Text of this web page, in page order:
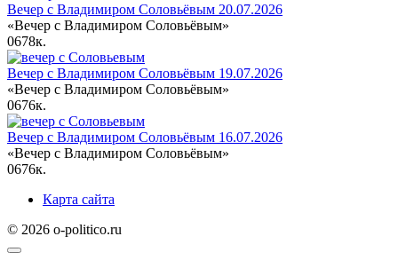
Вечер с Владимиром Соловьёвым 20.07.2026
«Вечер с Владимиром Соловьёвым»
0678к.
Вечер с Владимиром Соловьёвым 19.07.2026
«Вечер с Владимиром Соловьёвым»
0676к.
Вечер с Владимиром Соловьёвым 16.07.2026
«Вечер с Владимиром Соловьёвым»
0676к.
Карта сайта
© 2026 o-politico.ru